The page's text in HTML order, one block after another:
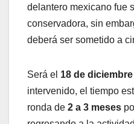
delantero mexicano fue
conservadora, sin
deberá ser sometido a
Será el 18 de diciembre
intervenido, el tiempo
ronda de 2 a 3 meses